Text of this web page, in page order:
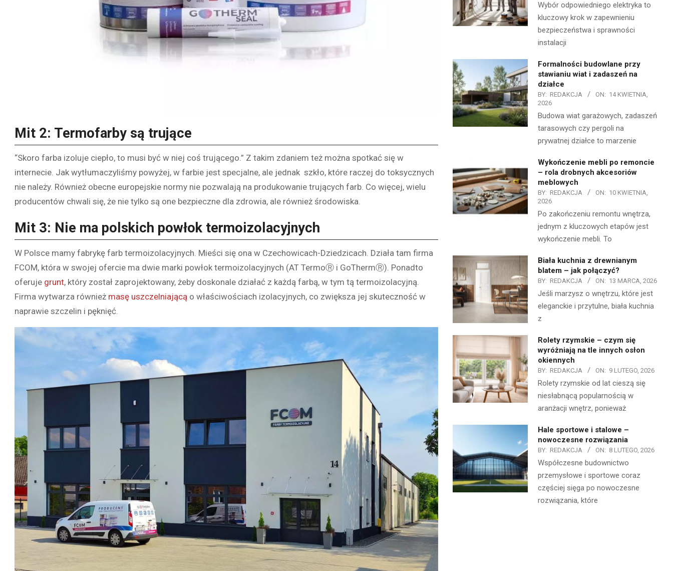
Mit 2: Termofarby są trujące
“Skoro farba izoluje ciepło, to musi być w niej coś trującego.” Z takim zdaniem też można spotkać się w
internecie. Jak wytłumaczyliśmy powyżej, w farbie jest specjalne, ale jednak szkło, które raczej do toksycznych
nie należy. Również obecne europejskie normy nie pozwalają na produkowanie trujących farb. Co więcej, wielu
producentów chwali się, że nie tylko są one bezpieczne dla zdrowia, ale również środowiska.
Mit 3: Nie ma polskich powłok termoizolacyjnych
W Polsce mamy fabrykę farb termoizolacyjnych. Mieści się ona w Czechowicach-Dziedzicach. Działa tam firma
FCOM, która w swojej ofercie ma dwie marki powłok termoizolacyjnych (AT TermoⓇ i GoThermⓇ). Ponadto
oferuje grunt, który został zaprojektowany, żeby doskonale działać z każdą farbą, w tym tą termoizolacyjną.
Firma wytwarza również masę uszczelniającą o właściwościach izolacyjnych, co zwiększa jej skuteczność w
naprawie szczelin i pęknięć.
Wybór odpowiedniego elektryka to
kluczowy krok w zapewnieniu
bezpieczeństwa i sprawności
instalacji
Formalności budowlane przy
stawianiu wiat i zadaszeń na
działce
BY: REDAKCJA ON: 14 KWIETNIA,
2026
Budowa wiat garażowych, zadaszeń
tarasowych czy pergoli na
prywatnej działce to marzenie
Wykończenie mebli po remoncie
– rola drobnych akcesoriów
meblowych
BY: REDAKCJA ON: 10 KWIETNIA,
2026
Po zakończeniu remontu wnętrza,
jednym z kluczowych etapów jest
wykończenie mebli. To
Biała kuchnia z drewnianym
blatem – jak połączyć?
BY: REDAKCJA ON: 13 MARCA, 2026
Jeśli marzysz o wnętrzu, które jest
eleganckie i przytulne, biała kuchnia
z
Rolety rzymskie – czym się
wyróżniają na tle innych osłon
okiennych
BY: REDAKCJA ON: 9 LUTEGO, 2026
Rolety rzymskie od lat cieszą się
niesłabnącą popularnością w
aranżacji wnętrz, ponieważ
Hale sportowe i stalowe –
nowoczesne rozwiązania
BY: REDAKCJA ON: 8 LUTEGO, 2026
Współczesne budownictwo
przemysłowe i sportowe coraz
częściej sięga po nowoczesne
rozwiązania, które